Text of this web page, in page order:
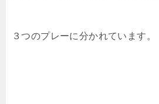
３つのプレーに分かれています。